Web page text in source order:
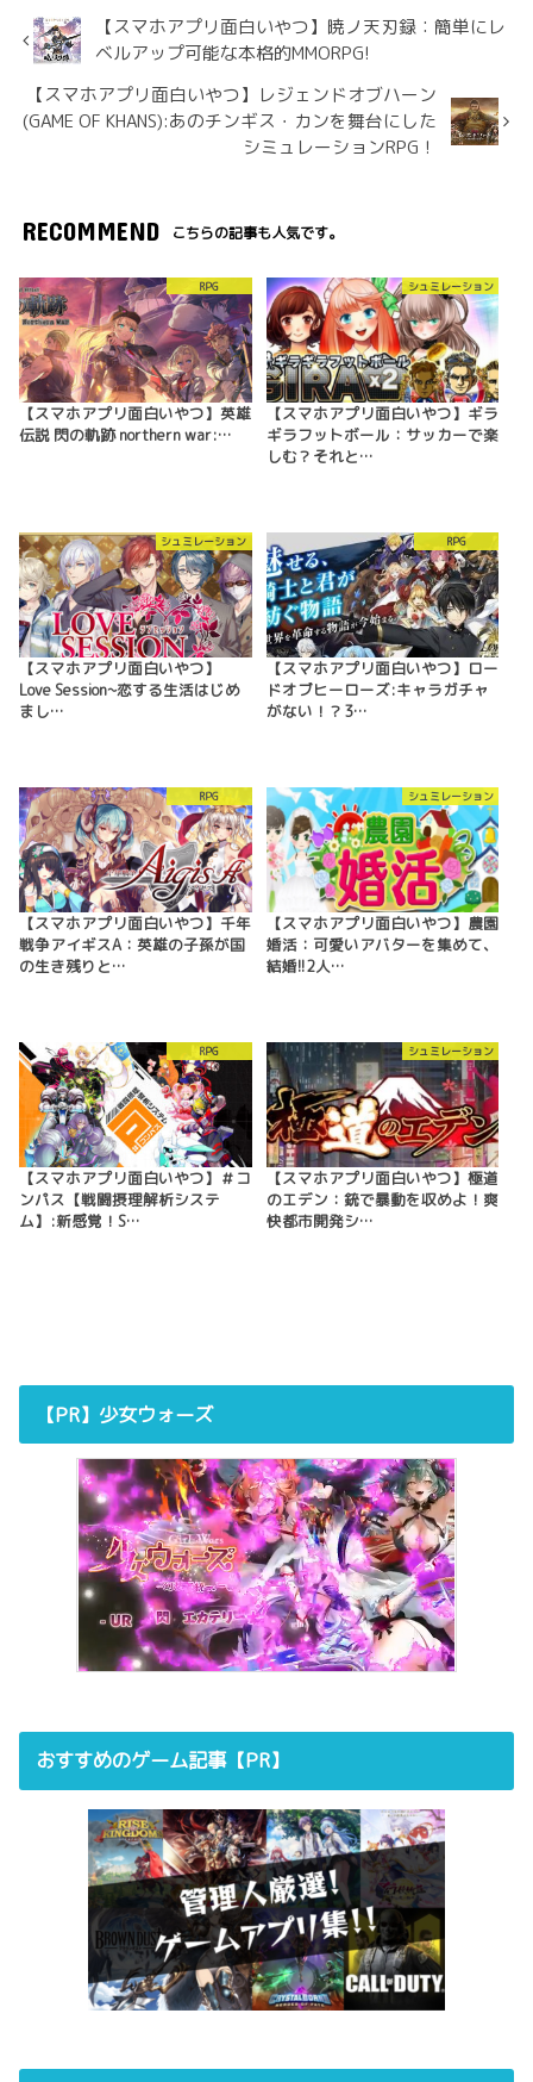
【スマホアプリ面白いやつ】暁ノ天刃録：簡単にレ
ベルアップ可能な本格的MMORPG!
【スマホアプリ面白いやつ】レジェンドオブハーン
(GAME OF KHANS):あのチンギス・カンを舞台にした
シミュレーションRPG！
RECOMMEND こちらの記事も人気です。
RPG
【スマホアプリ面白いやつ】英雄
伝説 閃の軌跡 northern war:…
シュミレーション
【スマホアプリ面白いやつ】ギラ
ギラフットボール：サッカーで楽
しむ？それと…
シュミレーション
【スマホアプリ面白いやつ】
Love Session~恋する生活はじめ
まし…
RPG
【スマホアプリ面白いやつ】ロー
ドオブヒーローズ:キャラガチャ
がない！？3…
RPG
【スマホアプリ面白いやつ】千年
戦争アイギスA：英雄の子孫が国
の生き残りと…
シュミレーション
【スマホアプリ面白いやつ】農園
婚活：可愛いアバターを集めて、
結婚!!2人…
RPG
【スマホアプリ面白いやつ】＃コ
ンパス【戦闘摂理解析システ
ム】:新感覚！S…
シュミレーション
【スマホアプリ面白いやつ】極道
のエデン：銃で暴動を収めよ！爽
快都市開発シ…
【PR】少女ウォーズ
おすすめのゲーム記事【PR】